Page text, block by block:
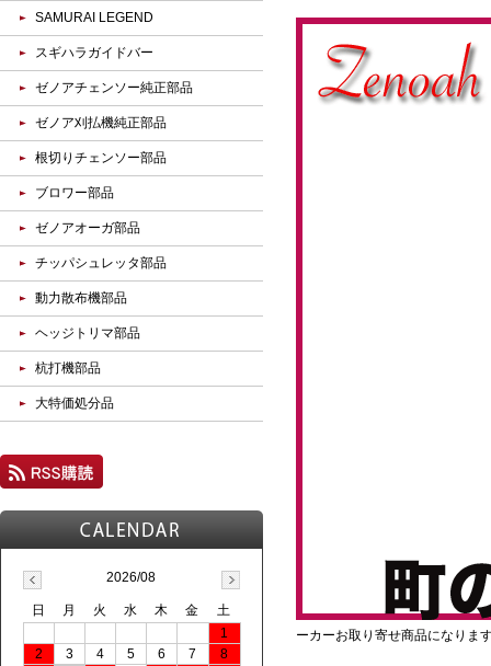
ーカーお取り寄せ商品になりま
SAMURAI LEGEND
スギハラガイドバー
ゼノアチェンソー純正部品
ゼノア刈払機純正部品
根切りチェンソー部品
ブロワー部品
ゼノアオーガ部品
チッパシュレッタ部品
動力散布機部品
ヘッジトリマ部品
杭打機部品
大特価処分品
2026/08
日 月 火 水 木 金
土
1
2
3 4 5 6 7
8